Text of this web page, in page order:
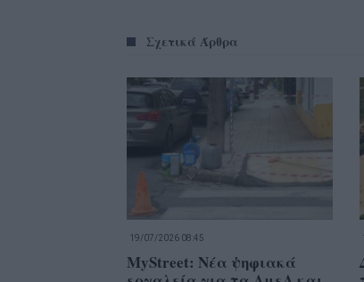
Σχετικά Άρθρα
19/07/2026 08:45
MyStreet: Νέα ψηφιακά